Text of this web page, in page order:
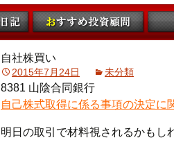
自社株買い
2015年7月24日 未分類
8381 山陰合同銀行
自己株式取得に係る事項の決定に
明日の取引で材料視されるかもし